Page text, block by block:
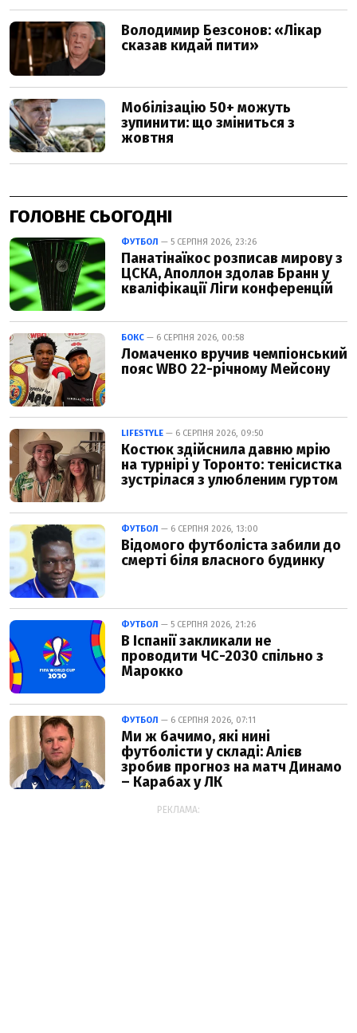
ГОЛОВНЕ СЬОГОДНІ
ФУТБОЛ — 5 СЕРПНЯ 2026, 23:26
Панатінаїкос розписав мирову з
ЦСКА, Аполлон здолав Бранн у
кваліфікації Ліги конференцій
БОКС — 6 СЕРПНЯ 2026, 00:58
Ломаченко вручив чемпіонський
пояс WBO 22-річному Мейсону
LIFESTYLE — 6 СЕРПНЯ 2026, 09:50
Костюк здійснила давню мрію
на турнірі у Торонто: тенісистка
зустрілася з улюбленим гуртом
ФУТБОЛ — 6 СЕРПНЯ 2026, 13:00
Відомого футболіста забили до
смерті біля власного будинку
ФУТБОЛ — 5 СЕРПНЯ 2026, 21:26
В Іспанії закликали не
проводити ЧС-2030 спільно з
Марокко
ФУТБОЛ — 6 СЕРПНЯ 2026, 07:11
Ми ж бачимо, які нині
футболісти у складі: Алієв
зробив прогноз на матч Динамо
– Карабах у ЛК
РЕКЛАМА: